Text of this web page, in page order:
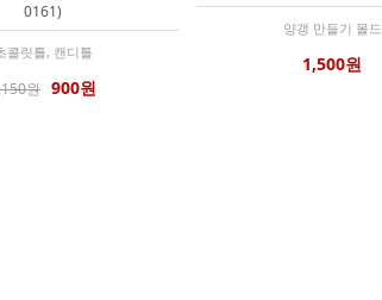
0161)
콜릿틀, 캔디틀
원 900원
양갱 만들기 몰드
1,500원